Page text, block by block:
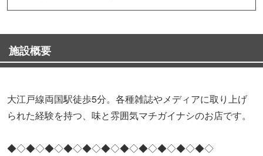
施設概要
大江戸線両国駅徒歩5分。各種雑誌やメディアに取り上げ
られた経験を持つ、味と雰囲気マチガイナシのお店です。
◆◇◆◇◆◇◆◇◆◇◆◇◆◇◆◇◆◇◆◇◆◇